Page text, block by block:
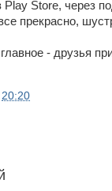
Play Store, через
прекрасно,
- друзья
20:20